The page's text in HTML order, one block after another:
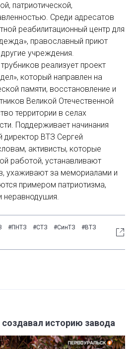
патриотической,
Среди адресатов
реабилитационный центр для
православный приют
учреждения.
реализует проект
который направлен на
памяти, восстановление и
Великой Отечественной
территории в селах
Поддерживает начинания
ВТЗ Сергей
активисты, которые
работой, устанавливают
ухаживают за мемориалами и
примером патриотизма,
неравнодушия.
#ПНТЗ #СТЗ #СинТЗ
#ВТЗ
создавал историю завода